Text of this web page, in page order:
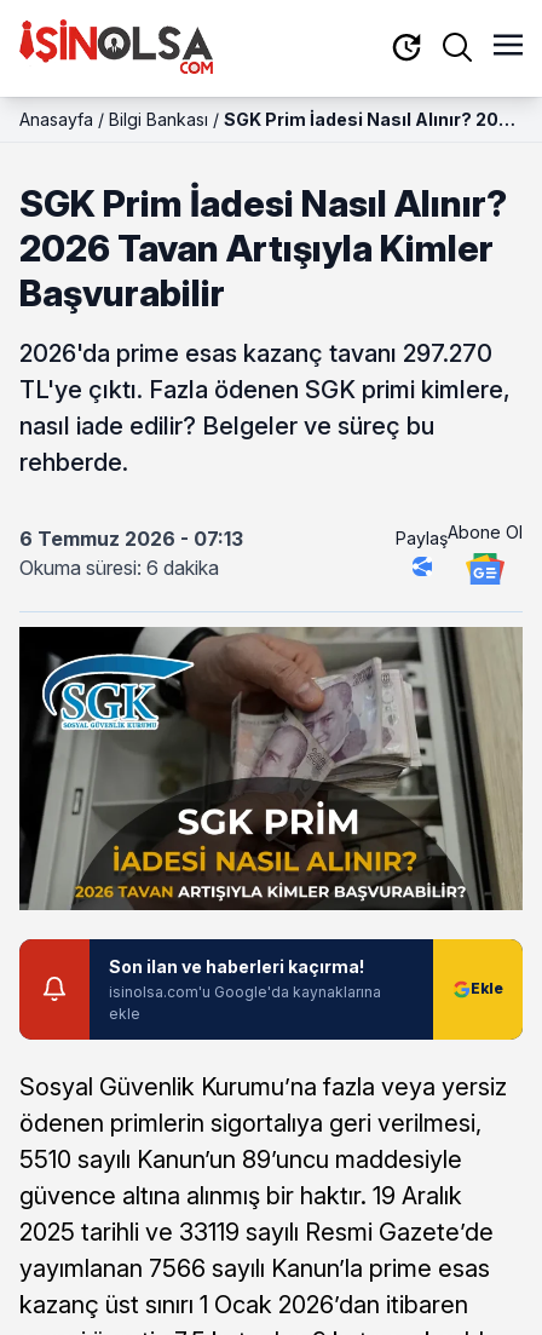
Anasayfa / Bilgi Bankası / SGK Prim İadesi Nasıl Alınır? 2026
SGK Prim İadesi Nasıl Alınır?
2026 Tavan Artışıyla Kimler
Başvurabilir
2026'da prime esas kazanç tavanı 297.270
TL'ye çıktı. Fazla ödenen SGK primi kimlere,
nasıl iade edilir? Belgeler ve süreç bu
rehberde.
6 Temmuz 2026 - 07:13
Okuma süresi: 6 dakika
PaylaşAbone Ol
Son ilan ve haberleri kaçırma!
isinolsa.com'u Google'da kaynaklarına
ekle
Sosyal Güvenlik Kurumu’na fazla veya yersiz
ödenen primlerin sigortalıya geri verilmesi,
5510 sayılı Kanun’un 89’uncu maddesiyle
güvence altına alınmış bir haktır. 19 Aralık
2025 tarihli ve 33119 sayılı Resmi Gazete’de
yayımlanan 7566 sayılı Kanun’la prime esas
kazanç üst sınırı 1 Ocak 2026’dan itibaren